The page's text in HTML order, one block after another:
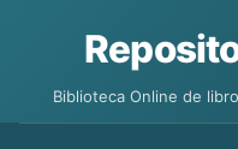
Biblioteca Online de